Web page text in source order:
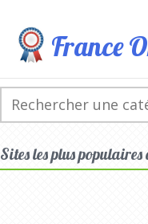
France
Sites les plus